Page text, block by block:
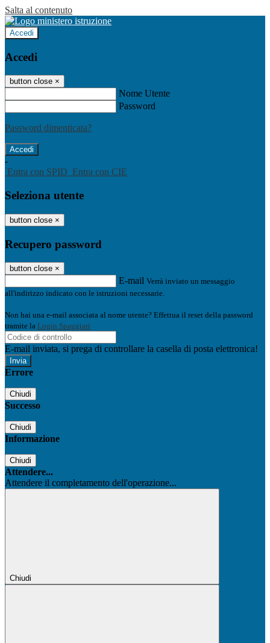
Salta al contenuto
Accedi
Accedi
button close ×
Nome Utente
Password
Password dimenticata?
-
Entra con SPID Entra con CIE
Seleziona utente
button close ×
Recupero password
button close ×
E-mail Verrà inviato un messaggio
all'indirizzo indicato con le istruzioni necessarie.
Non hai una e-mail associata al nome utente? Effettua il reset della password
tramite la Login Spaggiari
E-mail inviata, si prega di controllare la casella di posta elettronica!
Errore
Chiudi
Successo
Chiudi
Informazione
Chiudi
Attendere...
Attendere il completamento dell'operazione...
Chiudi